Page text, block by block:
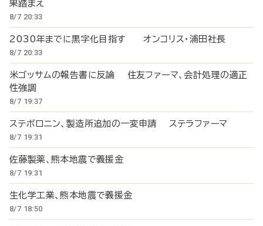
果踏まえ
8/7 20:33
2030年までに黒字化目指す オンコリス・浦田社長
8/7 20:33
米ゴッサムの報告書に反論 住友ファーマ、会計処理の適正
性強調
8/7 19:37
ステボロニン、製造所追加の一変申請 ステラファーマ
8/7 19:31
佐藤製薬、熊本地震で義援金
8/7 19:31
生化学工業、熊本地震で義援金
8/7 18:50